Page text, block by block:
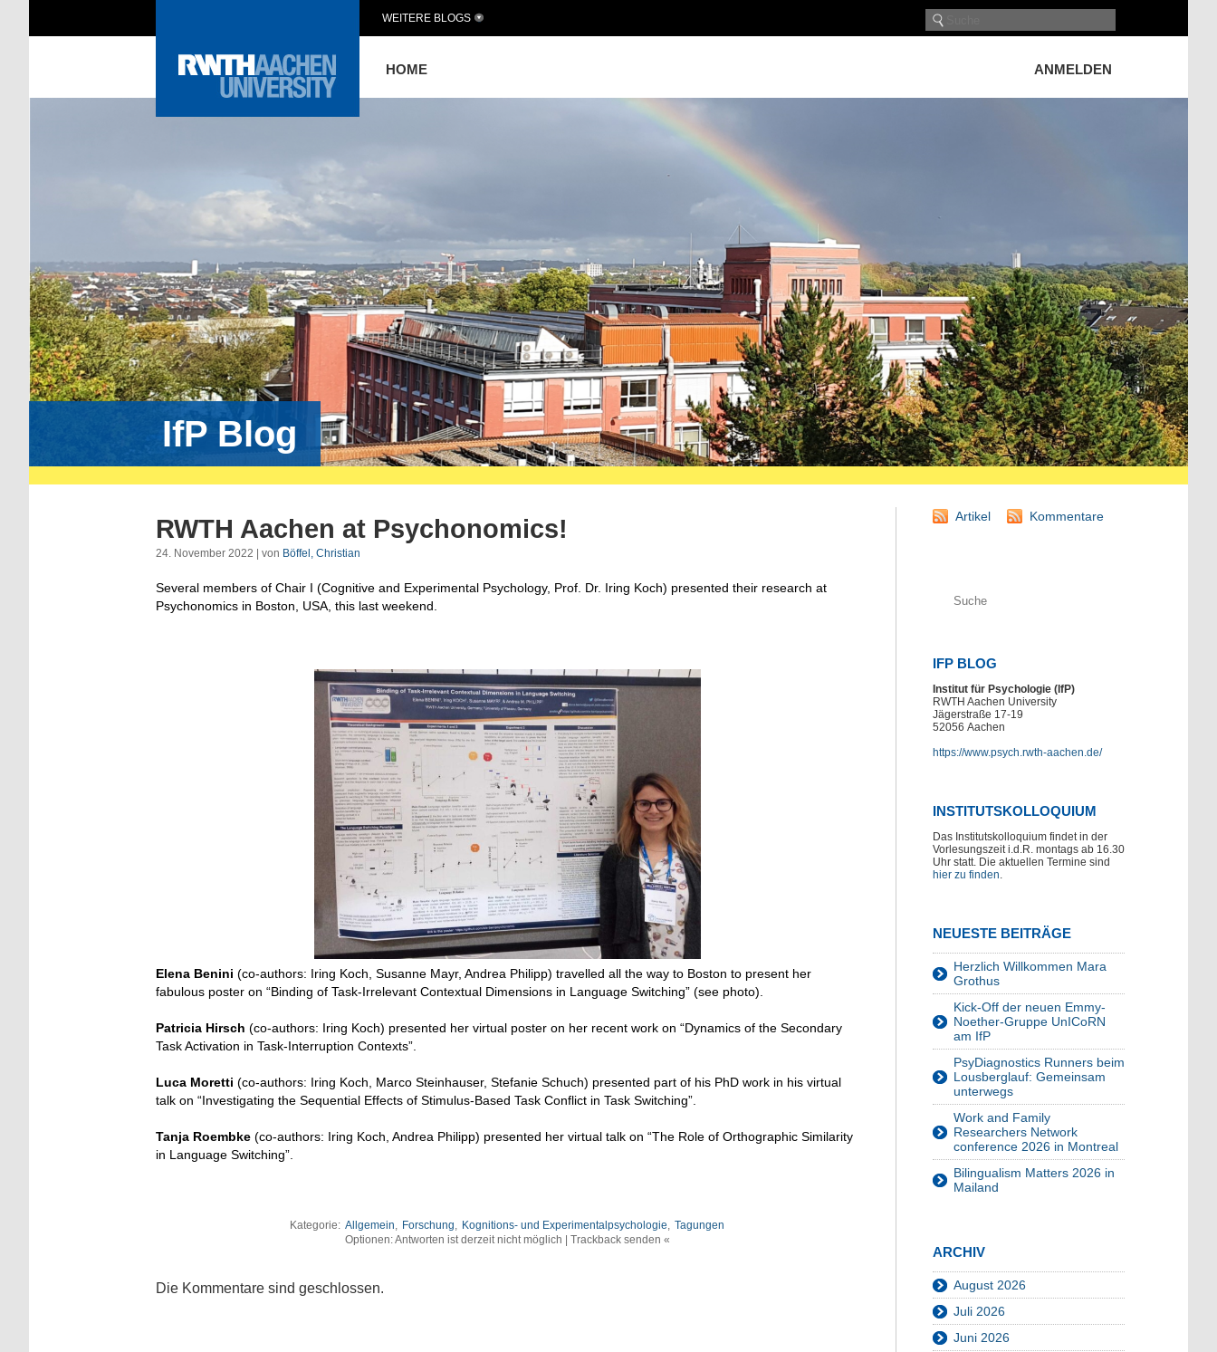
HOME ANMELDEN
WEITERE BLOGS
IfP Blog
RWTH Aachen at Psychonomics!
24. November 2022 | von Böffel, Christian
Several members of Chair I (Cognitive and Experimental Psychology, Prof. Dr. Iring Koch) presented their research at
Psychonomics in Boston, USA, this last weekend.
Elena Benini (co-authors: Iring Koch, Susanne Mayr, Andrea Philipp) travelled all the way to Boston to present her
fabulous poster on “Binding of Task-Irrelevant Contextual Dimensions in Language Switching” (see photo).
Patricia Hirsch (co-authors: Iring Koch) presented her virtual poster on her recent work on “Dynamics of the Secondary
Task Activation in Task-Interruption Contexts”.
Luca Moretti (co-authors: Iring Koch, Marco Steinhauser, Stefanie Schuch) presented part of his PhD work in his virtual
talk on “Investigating the Sequential Effects of Stimulus-Based Task Conflict in Task Switching”.
Tanja Roembke (co-authors: Iring Koch, Andrea Philipp) presented her virtual talk on “The Role of Orthographic Similarity
in Language Switching”.
Kategorie: Allgemein, Forschung, Kognitions- und Experimentalpsychologie, Tagungen
Optionen: Antworten ist derzeit nicht möglich | Trackback senden «
Die Kommentare sind geschlossen.
Artikel Kommentare
IFP BLOG
Institut für Psychologie (IfP)
RWTH Aachen University
Jägerstraße 17-19
52056 Aachen
https://www.psych.rwth-aachen.de/
INSTITUTSKOLLOQUIUM
Das Institutskolloquium findet in der
Vorlesungszeit i.d.R. montags ab 16.30
Uhr statt. Die aktuellen Termine sind
hier zu finden.
NEUESTE BEITRÄGE
Herzlich Willkommen Mara
Grothus
Kick-Off der neuen Emmy-
Noether-Gruppe UnICoRN
am IfP
PsyDiagnostics Runners beim
Lousberglauf: Gemeinsam
unterwegs
Work and Family
Researchers Network
conference 2026 in Montreal
Bilingualism Matters 2026 in
Mailand
ARCHIV
August 2026
Juli 2026
Juni 2026